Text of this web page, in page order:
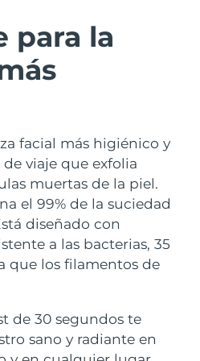
para la
facial más higiénico y
viaje que exfolia
muertas de la piel.
el 99% de la suciedad
diseñado con
a las bacterias, 35
que los filamentos de
de 30 segundos te
sano y radiante en
Plus
heating
toning
go
toning on-the-go
pack
and red light therapy
Cuidado bucal
sonic toothbrush
silicone sonic toothbrush
FAQ™
Tratamientos LED
Entrega prevista
Entrega prevista
Entrega prevista8/18/26
Entrega prevista 8/15/26
Entrega prevista8/12/26
Entrega prevista8/16/26